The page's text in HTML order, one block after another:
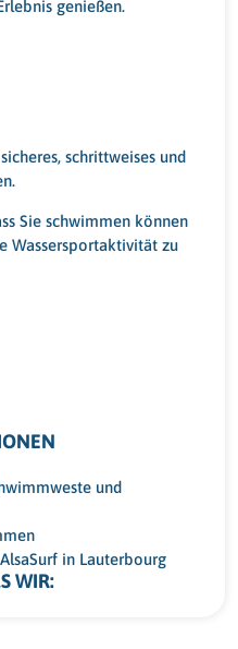
genießen.
schrittweises und
Sie schwimmen können
Wassersportaktivität zu
und
in Lauterbourg
WIR: